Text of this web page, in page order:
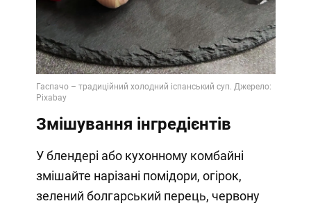
Змішування інгредієнтів
У блендері або кухонному комбайні
змішайте нарізані помідори, огірок,
зелений болгарський перець, червону